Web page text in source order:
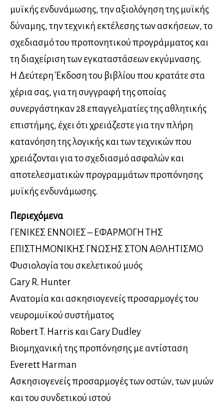
μυϊκής ενδυνάμωσης, την αξιολόγηση της μυϊκής
δύναμης, την τεχνική εκτέλεσης των ασκήσεων, το
σχεδιασμό του προπονητικού προγράμματος και
τη διαχείριση των εγκαταστάσεων εκγύμνασης.
Η Δεύτερη Έκδοση του βιβλίου που κρατάτε στα
χέρια σας, για τη συγγραφή της οποίας
συνεργάστηκαν 28 επαγγελματίες της αθλητικής
επιστήμης, έχει ότι χρειάζεστε για την πλήρη
κατανόηση της λογικής και των τεχνικών που
χρειάζονται για το σχεδιασμό ασφαλών και
αποτελεσματικών προγραμμάτων προπόνησης
μυϊκής ενδυνάμωσης.
Περιεχόμενα
ΓΕΝΙΚΕΣ ΕΝΝΟΙΕΣ – ΕΦΑΡΜΟΓΗ ΤΗΣ
ΕΠΙΣΤΗΜΟΝΙΚΗΣ ΓΝΩΣΗΣ ΣΤΟΝ ΑΘΛΗΤΙΣΜΟ
Φυσιολογία του σκελετικού μυός
Gary R. Hunter
Ανατομία και ασκησιογενείς προσαρμογές του
νευρομυϊκού συστήματος
Robert T. Harris και Gary Dudley
Βιομηχανική της προπόνησης με αντίσταση
Everett Harman
Ασκησιογενείς προσαρμογές των οστών, των μυών
και του συνδετικού ιστού